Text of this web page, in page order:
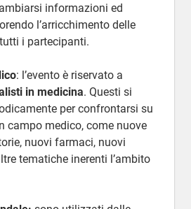
informazioni ed
l’arricchimento delle
i partecipanti.
: l’evento è riservato a
in medicina. Questi si
per confrontarsi su
campo medico, come nuove
nuovi farmaci, nuovi
tematiche inerenti l’ambito